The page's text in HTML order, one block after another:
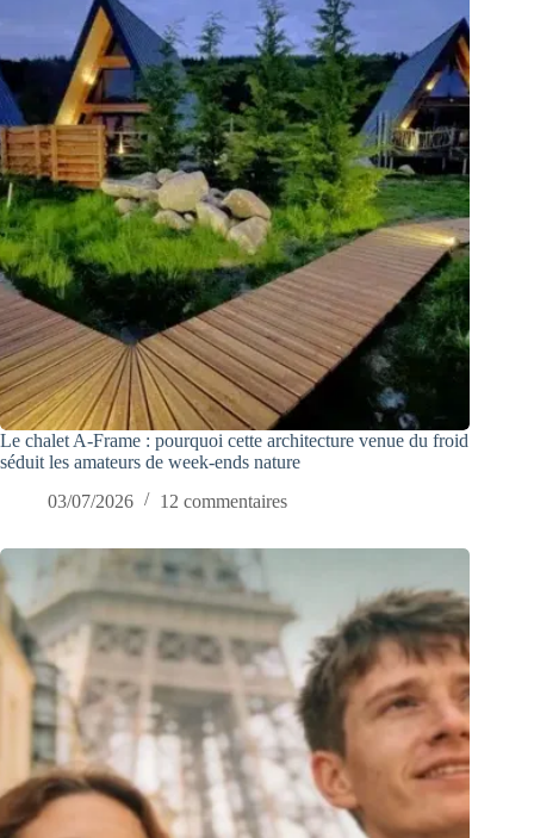
Le chalet A-Frame : pourquoi cette architecture venue du froid
séduit les amateurs de week-ends nature
03/07/2026
12 commentaires